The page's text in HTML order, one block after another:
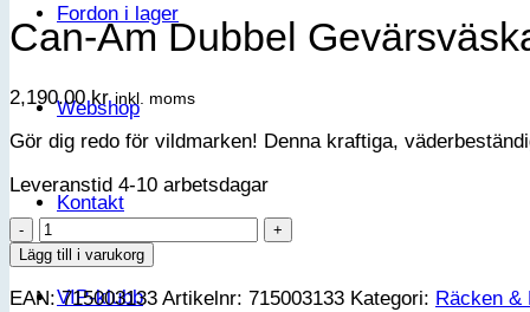
Fordon i lager
Webshop
Kontakt
VIP-klubb
Can-Am Dubbel
2,190.00kr inkl. moms
Gör dig redo för vildmarken! Denna kraftiga,
Leveranstid 4-10 arbetsdagar
Can-
Am
Gevärsväska
Lägg till i varukorg
EAN:715003133 Artikelnr: 715003133 Kategori: Räcken &